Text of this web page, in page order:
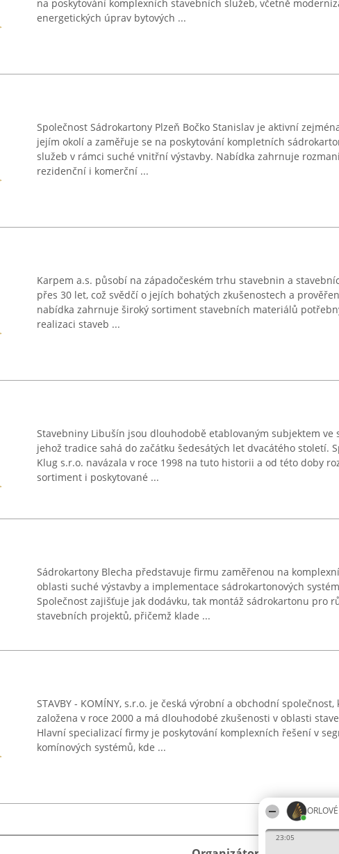
23:05
na poskytování komplexních stavebních služeb, včetně
energetických úprav bytových ...
Společnost Sádrokartony Plzeň Bočko Stanislav je aktivní
jejím okolí a zaměřuje se na poskytování kompletních
služeb v rámci suché vnitřní výstavby. Nabídka zahrnuje
rezidenční i komerční ...
Karpem a.s. působí na západočeském trhu stavebnin a
přes 30 let, což svědčí o jejích bohatých zkušenostech a
nabídka zahrnuje široký sortiment stavebních materiálů
realizaci staveb ...
Stavebniny Libušín jsou dlouhodobě etablovaným subjektem ve
jehož tradice sahá do začátku šedesátých let dvacátého století.
Klug s.r.o. navázala v roce 1998 na tuto historii a od této doby
sortiment i poskytované ...
Sádrokartony Blecha představuje firmu zaměřenou na
oblasti suché výstavby a implementace sádrokartonových
Společnost zajišťuje jak dodávku, tak montáž sádrokartonu pro
stavebních projektů, přičemž klade ...
STAVBY - KOMÍNY, s.r.o. je česká výrobní a obchodní společnost,
založena v roce 2000 a má dlouhodobé zkušenosti v oblasti
Hlavní specializací firmy je poskytování komplexních řešení v
komínových systémů, kde ...